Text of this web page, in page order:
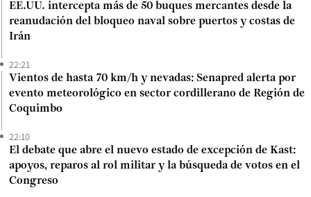
EE.UU. intercepta más de 50 buques mercantes desde la
reanudación del bloqueo naval sobre puertos y costas de
Irán
22:21
Vientos de hasta 70 km/h y nevadas: Senapred alerta por
evento meteorológico en sector cordillerano de Región de
Coquimbo
22:10
El debate que abre el nuevo estado de excepción de Kast:
apoyos, reparos al rol militar y la búsqueda de votos en el
Congreso